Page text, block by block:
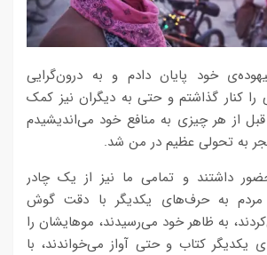
خود پایان دادم و به درون‌گرایی
را کنار گذاشتم و حتی به دیگران نیز کمک
از هر چیزی به منافع خود می‌اندیشیدم
به تحولی عظیم در من شد.
حضور داشتند و تمامی ما نیز از یک چادر
مردم به حرف‌های یکدیگر با دقت گوش
به ظاهر خود می‌رسیدند، موهایشان را
یکدیگر کتاب و حتی آواز می‌خواندند، با